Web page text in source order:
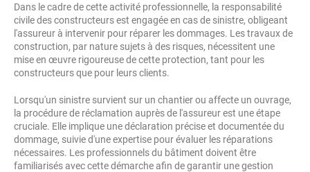
Dans le cadre de cette activité professionnelle, la responsabilité
civile des constructeurs est engagée en cas de sinistre, obligeant
l'assureur à intervenir pour réparer les dommages. Les travaux de
construction, par nature sujets à des risques, nécessitent une
mise en œuvre rigoureuse de cette protection, tant pour les
constructeurs que pour leurs clients.
Lorsqu'un sinistre survient sur un chantier ou affecte un ouvrage,
la procédure de réclamation auprès de l'assureur est une étape
cruciale. Elle implique une déclaration précise et documentée du
dommage, suivie d'une expertise pour évaluer les réparations
nécessaires. Les professionnels du bâtiment doivent être
familiarisés avec cette démarche afin de garantir une gestion